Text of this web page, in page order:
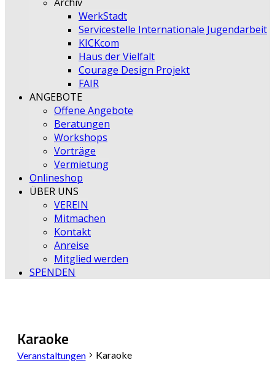
WerkStadt
Servicestelle Internationale Jugendarbeit
KICKcom
Haus der Vielfalt
Courage Design Projekt
FAIR
ANGEBOTE
Offene Angebote
Beratungen
Workshops
Vorträge
Vermietung
Onlineshop
ÜBER UNS
VEREIN
Mitmachen
Kontakt
Anreise
Mitglied werden
SPENDEN
Karaoke
Veranstaltungen Karaoke